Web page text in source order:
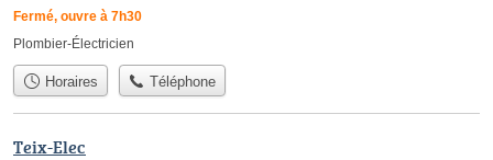
Fermé, ouvre à 7h30
Plombier-Électricien
Horaires Téléphone
Teix-Elec